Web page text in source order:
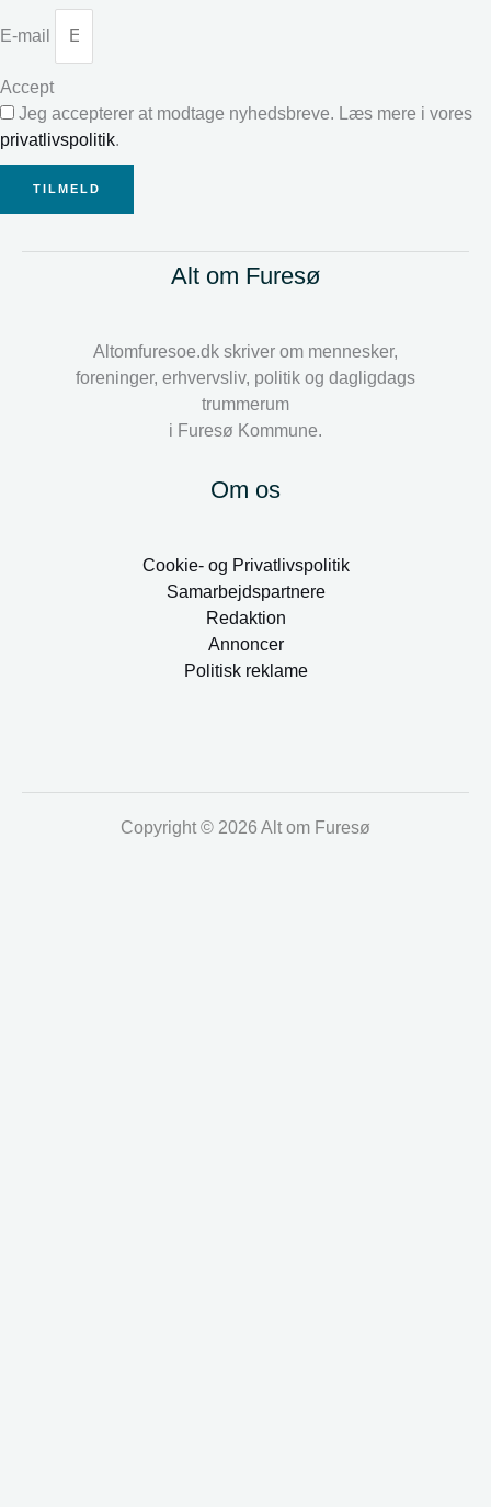
E-mail
Accept
Jeg accepterer at modtage nyhedsbreve. Læs mere i vores
privatlivspolitik.
TILMELD
Alt om Furesø
Altomfuresoe.dk skriver om mennesker,
foreninger, erhvervsliv, politik og dagligdags
trummerum
i Furesø Kommune.
Om os
Cookie- og Privatlivspolitik
Samarbejdspartnere
Redaktion
Annoncer
Politisk reklame
Copyright © 2026 Alt om Furesø